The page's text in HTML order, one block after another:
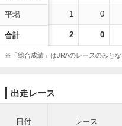
平場
合計
1 0
2 0
※「総合成績」はJRAのレースのみとな
出走レース
日付 レース